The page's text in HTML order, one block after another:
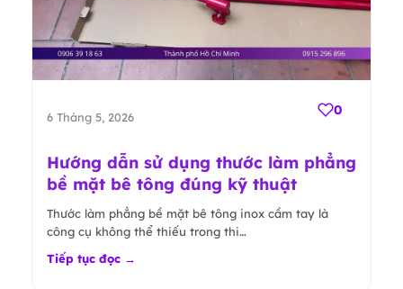
6 Tháng 5, 2026 0
Hướng dẫn sử dụng thước làm phẳng
bề mặt bê tông đúng kỹ thuật
Thước làm phẳng bề mặt bê tông inox cầm tay là
công cụ không thể thiếu trong thi…
Tiếp tục đọc →